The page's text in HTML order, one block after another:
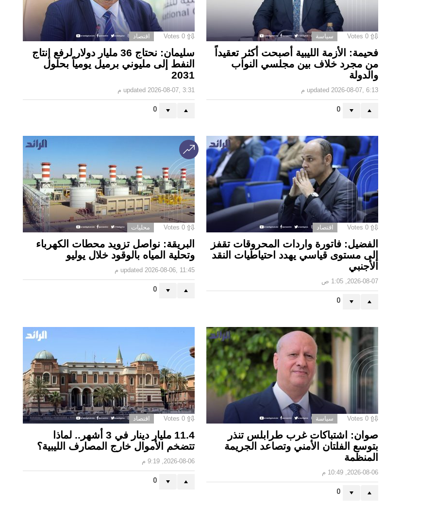
0
Votes سياسة
فحيمة: الأزمة الليبية أصبحت أكثر تعقيداً
من مجرد خلاف بين مجلسي النواب
والدولة
updated 2026-08-07, 6:13 م
0
0
Votes اقتصاد
سليمان: نحتاج 36 مليار دولار لرفع إنتاج
النفط إلى مليوني برميل يومياً بحلول
2031
updated 2026-08-07, 3:31 م
0
0
Votes اقتصاد
الفضيل: فاتورة واردات المحروقات تقفز
إلى مستوى قياسي يهدد احتياطيات النقد
الأجنبي
2026-08-07, 1:05 ص
0
0
Votes محليات
البريقة: نواصل تزويد محطات الكهرباء
وتحلية المياه بالوقود خلال يوليو
updated 2026-08-06, 11:45 م
0
0
Votes سياسة
صوان: اشتباكات غرب طرابلس تنذر
بتوسع الفلتان الأمني وتصاعد الجريمة
المنظمة
2026-08-06, 10:49 م
0
0
Votes اقتصاد
11.4 مليار دينار في 3 أشهر.. لماذا
تتضخم الأموال خارج المصارف الليبية؟
2026-08-06, 9:19 م
0